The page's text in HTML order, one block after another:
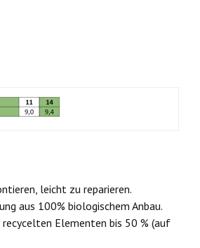
leicht zu reparieren.
aus 100% biologischem Anbau.
Elementen bis 50 % (auf